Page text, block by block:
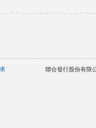
聯合發行股份有限